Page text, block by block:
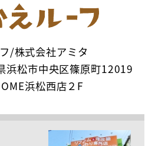
/株式会社アミタ
浜松市中央区篠原町12019
浜松西店２F